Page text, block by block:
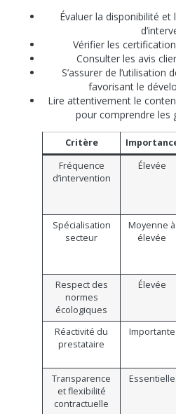
Évaluer la disponibilité
Vérifier les
Consulter les avis
S’assurer de l’utilisation
favorisant le
Lire attentivement le
pour comprendre les
Critère
Fréquence
d’intervention
Élevée
Spécialisation
secteur
Moyenne à
élevée
Respect des
normes
écologiques
Élevée
Réactivité du
prestataire
Importante
Transparence
et flexibilité
contractuelle
Essentielle